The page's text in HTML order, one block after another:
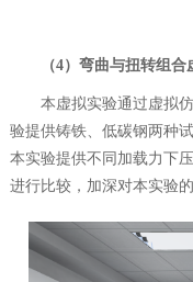
（4）弯曲与扭转组合
本虚拟实验通过虚拟
验提供铸铁、低碳钢两种
本实验提供不同加载力下
进行比较，加深对本实验